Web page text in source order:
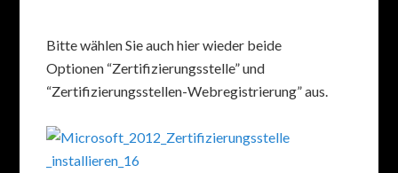
Bitte wählen Sie auch hier wieder beide
Optionen “Zertifizierungsstelle” und
“Zertifizierungsstellen-Webregistrierung” aus.